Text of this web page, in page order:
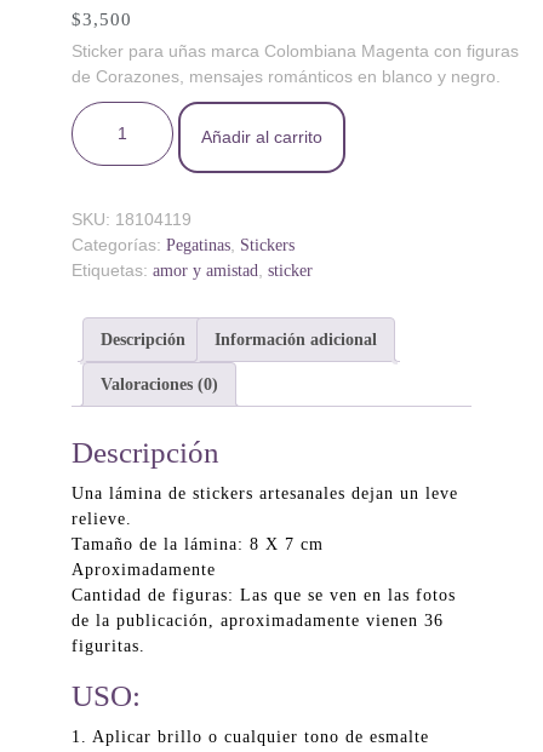
$3,500
Sticker para uñas marca Colombiana Magenta con figuras
de Corazones, mensajes románticos en blanco y negro.
Sticker 019 Corazones B&N cantidad
Añadir al carrito
SKU: 18104119
Categorías: Pegatinas, Stickers
Etiquetas: amor y amistad, sticker
Descripción Información adicional
Valoraciones (0)
Descripción
Una lámina de stickers artesanales dejan un leve
relieve.
Tamaño de la lámina: 8 X 7 cm
Aproximadamente
Cantidad de figuras: Las que se ven en las fotos
de la publicación, aproximadamente vienen 36
figuritas.
USO:
1. Aplicar brillo o cualquier tono de esmalte